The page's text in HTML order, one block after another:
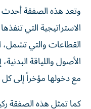
وتعد هذه الصفقة
الاستراتيجية التي
القطاعات والتي تشمل،
الأصول واللياقة
مع دخولها مؤخراً إلى كل
كما تمثل هذه الصفقة